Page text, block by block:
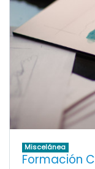
Miscelánea
Formación